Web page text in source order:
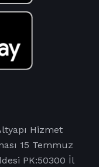
Hizmet
15 Temmuz
PK:50300 İl